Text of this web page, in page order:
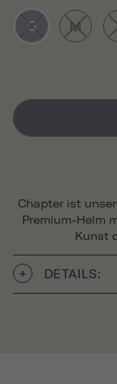
S M
Chapter ist
Premium-Helm
Kunst
DETAILS: